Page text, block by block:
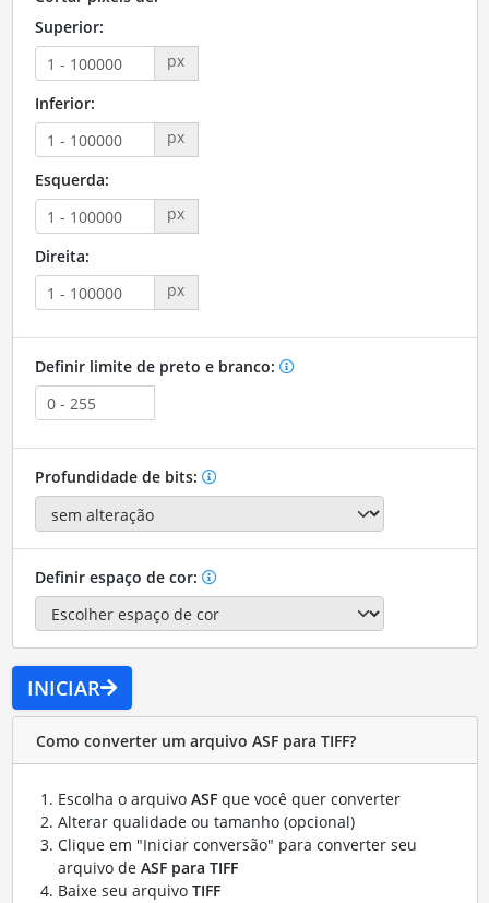
Superior:
px
Inferior:
px
Esquerda:
px
Direita:
px
Definir limite de preto e branco:
Profundidade de bits:
Definir espaço de cor:
INICIAR
Como converter um arquivo ASF para TIFF?
Escolha o arquivo ASFque você quer converter
Alterar qualidade ou tamanho (opcional)
Clique em "Iniciar conversão" para converter seu
arquivo de ASF para TIFF
Baixe seu arquivo TIFF